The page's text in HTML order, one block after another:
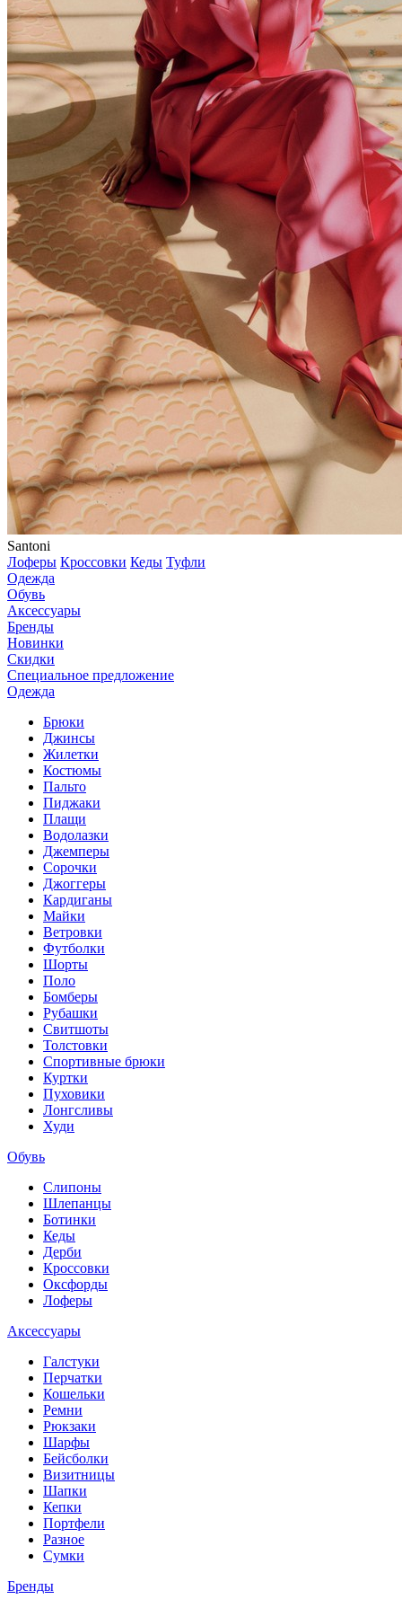
Santoni
Лоферы Кроссовки Кеды Туфли
Одежда
Обувь
Аксессуары
Бренды
Новинки
Скидки
Специальное предложение
Одежда
Брюки
Джинсы
Жилетки
Костюмы
Пальто
Пиджаки
Плащи
Водолазки
Джемперы
Сорочки
Джоггеры
Кардиганы
Майки
Ветровки
Футболки
Шорты
Поло
Бомберы
Рубашки
Свитшоты
Толстовки
Спортивные брюки
Куртки
Пуховики
Лонгсливы
Худи
Обувь
Слипоны
Шлепанцы
Ботинки
Кеды
Дерби
Кроссовки
Оксфорды
Лоферы
Аксессуары
Галстуки
Перчатки
Кошельки
Ремни
Рюкзаки
Шарфы
Бейсболки
Визитницы
Шапки
Кепки
Портфели
Разное
Сумки
Бренды